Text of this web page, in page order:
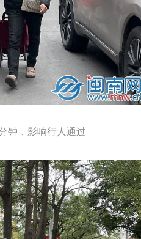
钟，影响行人通过